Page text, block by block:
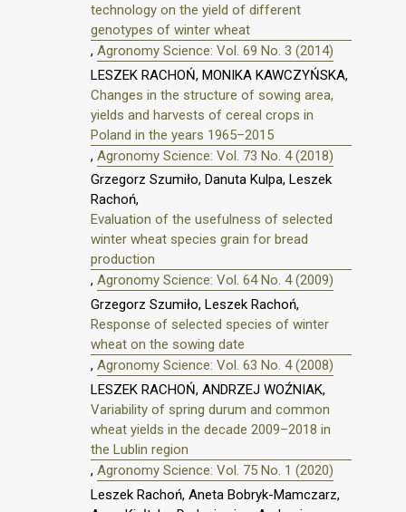
technology on the yield of different
genotypes of winter wheat
, Agronomy Science: Vol. 69 No. 3 (2014)
LESZEK RACHOŃ, MONIKA KAWCZYŃSKA,
Changes in the structure of sowing area,
yields and harvests of cereal crops in
Poland in the years 1965–2015
, Agronomy Science: Vol. 73 No. 4 (2018)
Grzegorz Szumiło, Danuta Kulpa, Leszek
Rachoń,
Evaluation of the usefulness of selected
winter wheat species grain for bread
production
, Agronomy Science: Vol. 64 No. 4 (2009)
Grzegorz Szumiło, Leszek Rachoń,
Response of selected species of winter
wheat on the sowing date
, Agronomy Science: Vol. 63 No. 4 (2008)
LESZEK RACHOŃ, ANDRZEJ WOŹNIAK,
Variability of spring durum and common
wheat yields in the decade 2009–2018 in
the Lublin region
, Agronomy Science: Vol. 75 No. 1 (2020)
Leszek Rachoń, Aneta Bobryk-Mamczarz,